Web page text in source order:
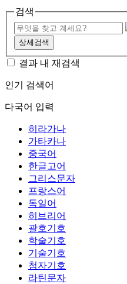
검색
상세검색
결과 내 재검색
인기 검색어
다국어 입력
히라가나
가타카나
중국어
한글고어
그리스문자
프랑스어
독일어
히브리어
괄호기호
학술기호
기술기호
첨자기호
라틴문자